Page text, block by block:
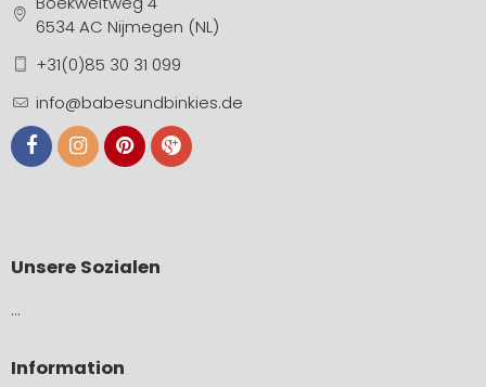
6534 AC Nijmegen (NL)
+31(0)85 30 31 099
info@babesundbinkies.de
Unsere Sozialen
…
Information